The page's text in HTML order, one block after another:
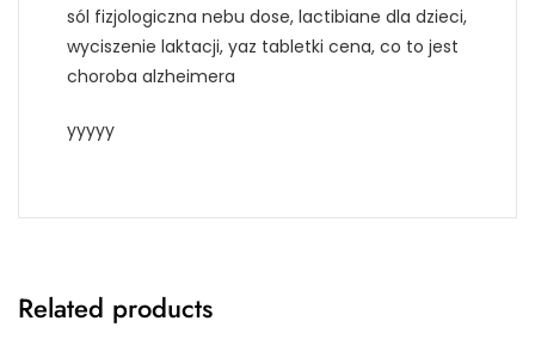
sól fizjologiczna nebu dose, lactibiane dla dzieci,
wyciszenie laktacji, yaz tabletki cena, co to jest
choroba alzheimera
yyyyy
Related products